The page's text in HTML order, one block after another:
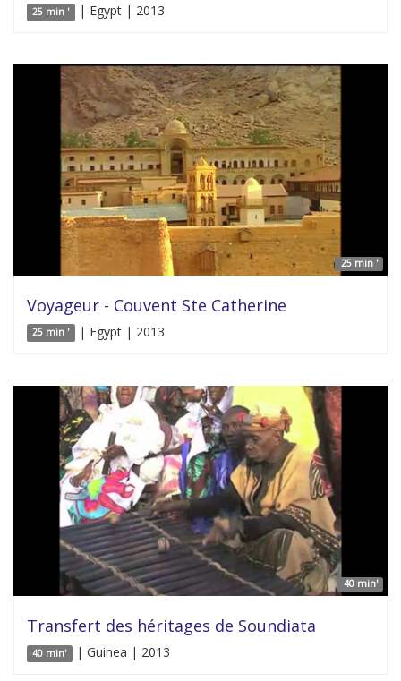
25 min ' | Egypt | 2013
25 min '
Voyageur - Couvent Ste Catherine
25 min ' | Egypt | 2013
40 min'
Transfert des héritages de Soundiata
40 min' | Guinea | 2013